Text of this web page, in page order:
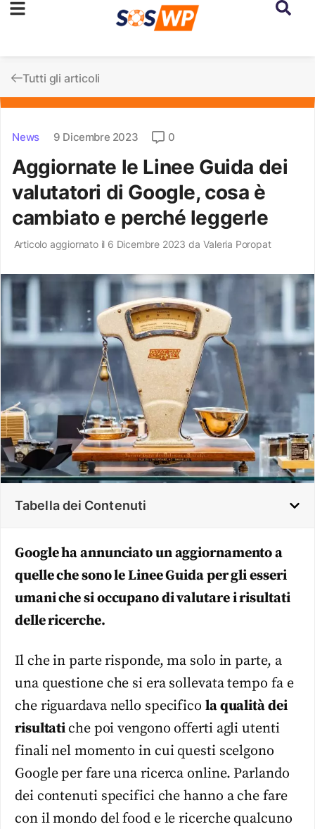
Tutti gli articoli
News 9 Dicembre 2023 0
Aggiornate le Linee Guida dei
valutatori di Google, cosa è
cambiato e perché leggerle
Articolo aggiornato il 6 Dicembre 2023 da Valeria Poropat
Tabella dei Contenuti
Google ha annunciato un aggiornamento a
quelle che sono le Linee Guida per gli esseri
umani che si occupano di valutare i risultati
delle ricerche.
Il che in parte risponde, ma solo in parte, a
una questione che si era sollevata tempo fa e
che riguardava nello specifico la qualità dei
risultatiche poi vengono offerti agli utenti
finali nel momento in cui questi scelgono
Google per fare una ricerca online. Parlando
dei contenuti specifici che hanno a che fare
con il mondo del food e le ricerche qualcuno